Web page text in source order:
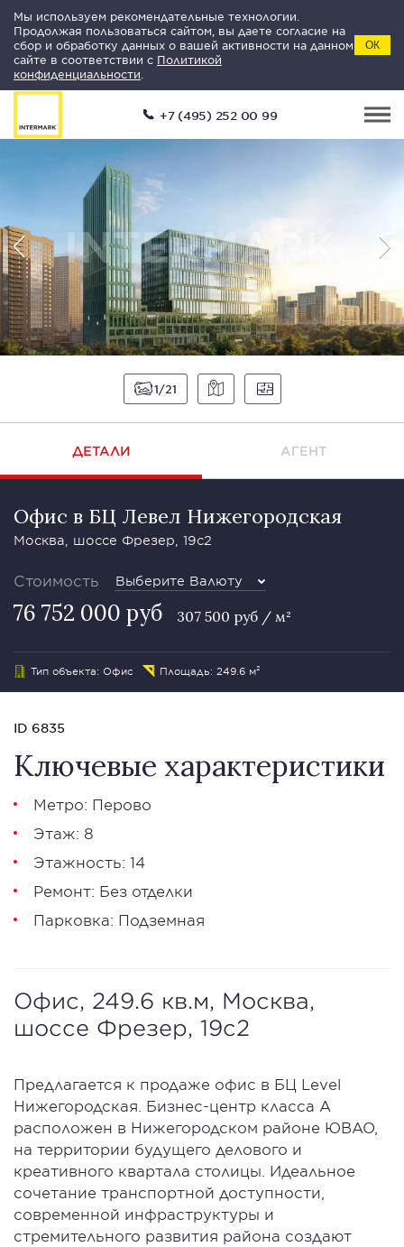
Мы используем рекомендательные технологии.
Продолжая пользоваться сайтом, вы даете согласие на
сбор и обработку данных о вашей активности на данном
сайте в соответствии с Политикой
конфиденциальности
ОК
+7 (495) 252 00 99
1 21
ДЕТАЛИ АГЕНТ
Офис в БЦ Левел Нижегородская
Москва, шоссе Фрезер, 19с2
Стоимость Выберите Валюту
76 752 000 руб 307 500 руб / м²
Тип объекта: Офис Площадь: 249.6 м²
ID 6835
Ключевые характеристики
Метро: Перово
Этаж: 8
Этажность: 14
Ремонт: Без отделки
Парковка: Подземная
Офис, 249.6 кв.м, Москва,
шоссе Фрезер, 19с2
Предлагается к продаже офис в БЦ Level
Нижегородская. Бизнес-центр класса А
расположен в Нижегородском районе ЮВАО,
на территории будущего делового и
креативного квартала столицы. Идеальное
сочетание транспортной доступности,
современной инфраструктуры и
стремительного развития района создают